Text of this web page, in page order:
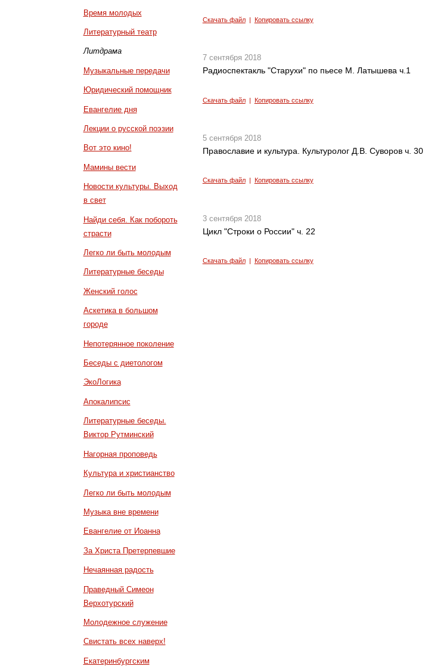
Время молодых
Литературный театр
Литдрама
Музыкальные передачи
Юридический помощник
Евангелие дня
Лекции о русской поэзии
Вот это кино!
Мамины вести
Новости культуры. Выход
в свет
Найди себя. Как побороть
страсти
Легко ли быть молодым
Литературные беседы
Женский голос
Аскетика в большом
городе
Непотерянное поколение
Беседы с диетологом
ЭкоЛогика
Апокалипсис
Литературные беседы.
Виктор Рутминский
Нагорная проповедь
Культура и христианство
Легко ли быть молодым
Музыка вне времени
Евангелие от Иоанна
За Христа Претерпевшие
Нечаянная радость
Праведный Симеон
Верхотурский
Молодежное служение
Свистать всех наверх!
Екатеринбургским
Скачать файл| Копировать ссылку
7 сентября 2018
Радиоспектакль "Старухи" по пьесе М. Латышева ч.1
Скачать файл| Копировать ссылку
5 сентября 2018
Православие и культура. Культуролог Д.В. Суворов ч. 30
Скачать файл| Копировать ссылку
3 сентября 2018
Цикл "Строки о России" ч. 22
Скачать файл| Копировать ссылку